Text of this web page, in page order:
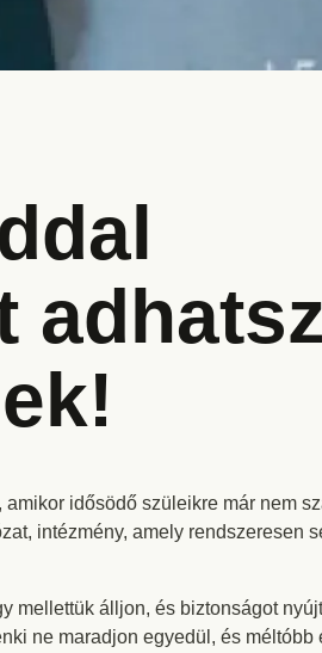
idősödő szüleikre már nem
intézmény, amely rendszeresen
mellettük álljon, és biztonságot
ne maradjon egyedül, és méltóbb